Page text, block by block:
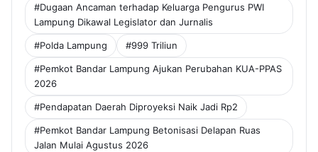
#Dugaan Ancaman terhadap Keluarga Pengurus PWI
Lampung Dikawal Legislator dan Jurnalis
#Polda Lampung #999 Triliun
#Pemkot Bandar Lampung Ajukan Perubahan KUA-PPAS
2026
#Pendapatan Daerah Diproyeksi Naik Jadi Rp2
#Pemkot Bandar Lampung Betonisasi Delapan Ruas
Jalan Mulai Agustus 2026